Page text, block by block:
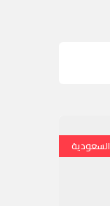
السعودية